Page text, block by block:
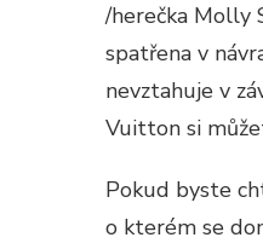
/herečka Molly
spatřena v
nevztahuje v
Vuitton si
Pokud byste
o kterém se